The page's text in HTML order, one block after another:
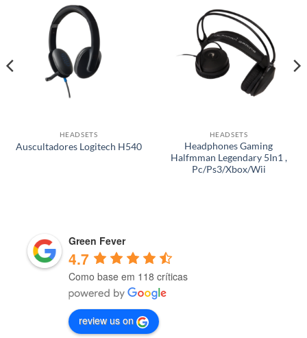
HEADSETS
Auscultadores Logitech H540
HEADSETS
Headphones Gaming
Halfmman Legendary 5In1 ,
Pc/Ps3/Xbox/Wii
Green Fever
4.7
Como base em 118 críticas
review us on